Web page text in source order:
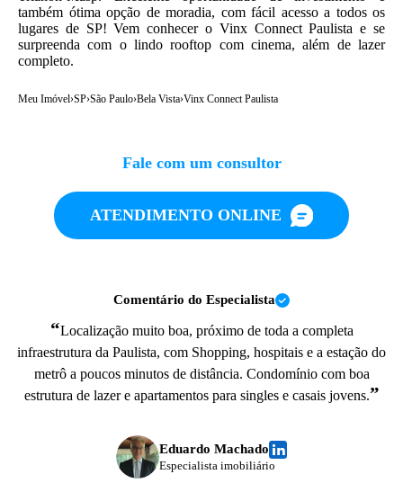
também ótima opção de moradia, com fácil acesso a todos os
lugares de SP! Vem conhecer o Vinx Connect Paulista e se
surpreenda com o lindo rooftop com cinema, além de lazer
completo.
Meu Imóvel›SP›São Paulo›Bela Vista›Vinx Connect Paulista
Fale com um consultor
ATENDIMENTO ONLINE
Comentário do Especialista
“Localização muito boa, próximo de toda a completa
infraestrutura da Paulista, com Shopping, hospitais e a estação do
metrô a poucos minutos de distância. Condomínio com boa
estrutura de lazer e apartamentos para singles e casais jovens.”
Eduardo Machado
Especialista imobiliário